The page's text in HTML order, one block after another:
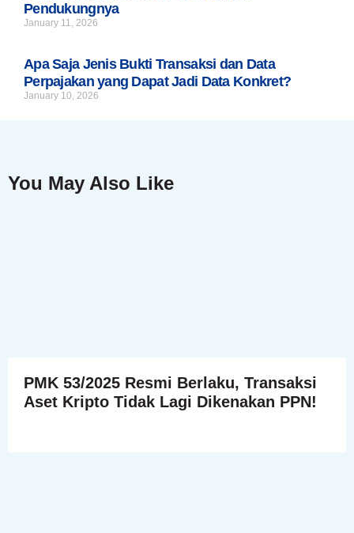
Pendukungnya
January 11, 2026
Apa Saja Jenis Bukti Transaksi dan Data
Perpajakan yang Dapat Jadi Data Konkret?
January 10, 2026
You May Also Like
PMK 53/2025 Resmi Berlaku, Transaksi
Aset Kripto Tidak Lagi Dikenakan PPN!